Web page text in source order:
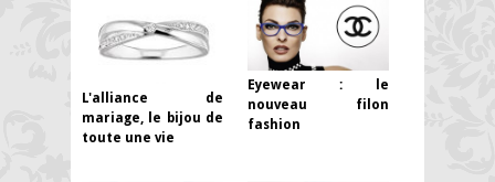
L'alliance de
mariage, le bijou de
toute une vie
Eyewear : le
nouveau filon
fashion